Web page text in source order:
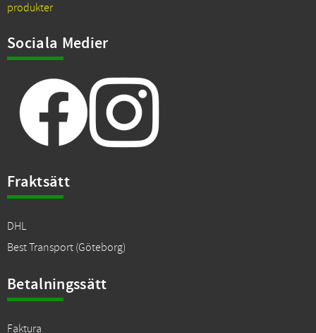
produkter
Sociala Medier
Fraktsätt
DHL
Best Transport (Göteborg)
Betalningssätt
Faktura